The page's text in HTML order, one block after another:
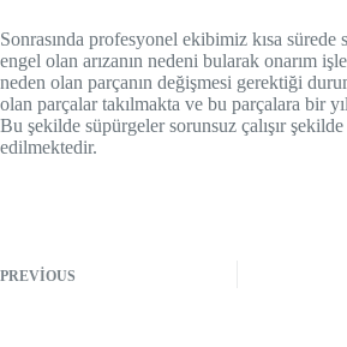
Sonrasında profesyonel ekibimiz kısa sürede
engel olan arızanın nedeni bularak onarım
neden olan parçanın değişmesi gerektiği
olan parçalar takılmakta ve bu parçalara bir
Bu şekilde süpürgeler sorunsuz çalışır
edilmektedir.
PREVIOUS